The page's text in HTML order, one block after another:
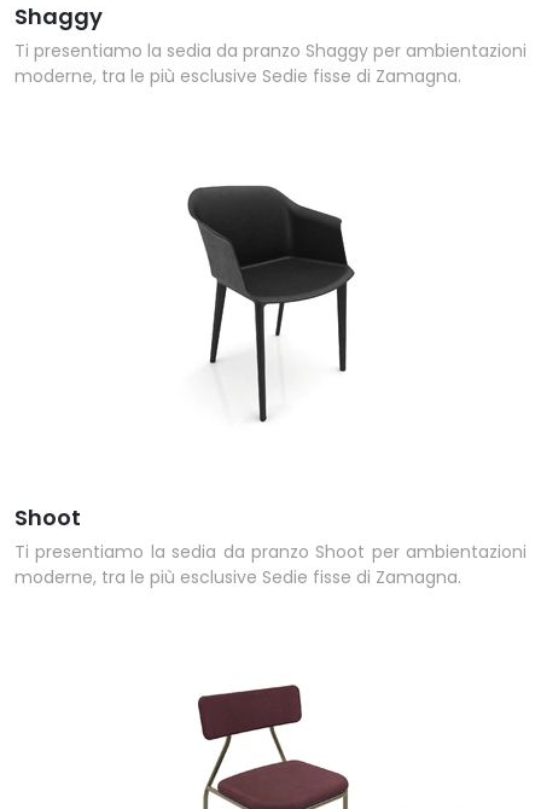
Shaggy
Ti presentiamo la sedia da pranzo Shaggy per ambientazioni
moderne, tra le più esclusive Sedie fisse di Zamagna.
Shoot
Ti presentiamo la sedia da pranzo Shoot per ambientazioni
moderne, tra le più esclusive Sedie fisse di Zamagna.